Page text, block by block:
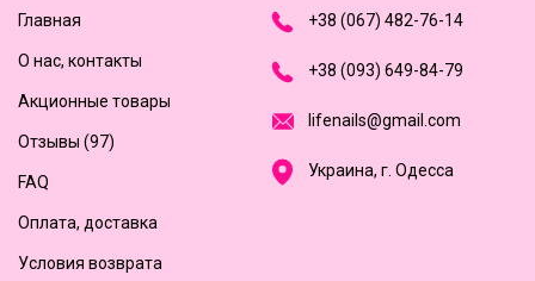
Главная
О нас, контакты
Акционные товары
Отзывы (97)
FAQ
Оплата, доставка
Условия возврата
+38 (067) 482-76-14
+38 (093) 649-84-79
ifenai s@gmai com
Украина, г. Одесса